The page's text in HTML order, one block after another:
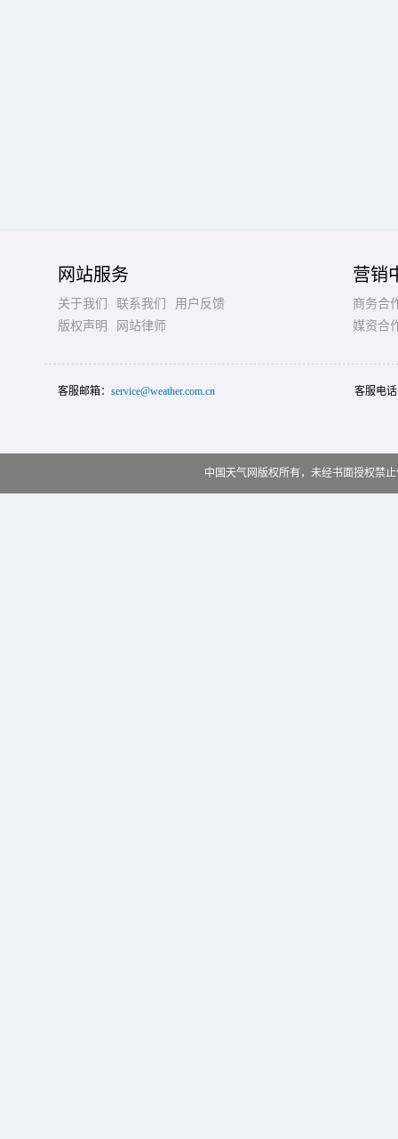
网站服务
关于我们 联系我们
用户反馈
版权声明
网站律师
营销
商务合
媒资合
客服邮箱： service@weather.com.cn 客服电
中国天气网版权所有，未经书面授权